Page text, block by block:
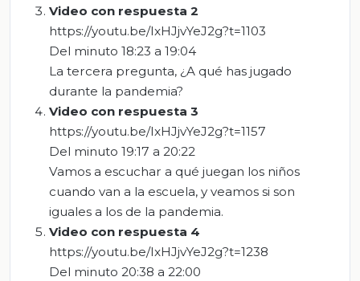
Video con respuesta 2
https://youtu.be/IxHJjvYeJ2g?t=1103
Del minuto 18:23 a 19:04
La tercera pregunta, ¿A qué has jugado
durante la pandemia?
Video con respuesta 3
https://youtu.be/IxHJjvYeJ2g?t=1157
Del minuto 19:17 a 20:22
Vamos a escuchar a qué juegan los niños
cuando van a la escuela, y veamos si son
iguales a los de la pandemia.
Video con respuesta 4
https://youtu.be/IxHJjvYeJ2g?t=1238
Del minuto 20:38 a 22:00